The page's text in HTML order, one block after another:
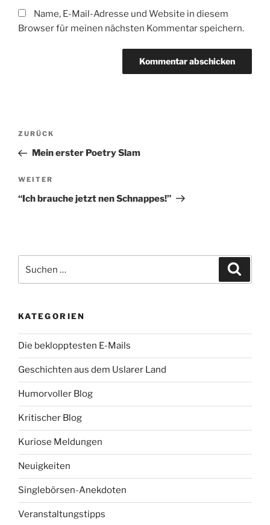
Name, E-Mail-Adresse und Website in diesem
Browser für meinen nächsten Kommentar speichern.
Beitragsnavigation
Vorheriger
Beitrag
ZURÜCK
Mein erster Poetry Slam
Nächster
Beitrag
WEITER
“Ich brauche jetzt nen Schnappes!”
nach:
KATEGORIEN
Die beklopptesten E-Mails
Geschichten aus dem Uslarer Land
Humorvoller Blog
Kritischer Blog
Kuriose Meldungen
Neuigkeiten
Singlebörsen-Anekdoten
Veranstaltungstipps